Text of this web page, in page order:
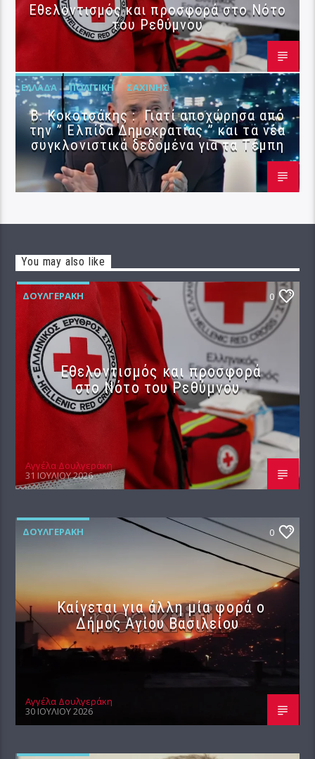
Εθελοντισμός και προσφορά στο Νότο
του Ρεθύμνου
ΕΛΛΆΔΑ ΠΟΛΙΤΙΚΉ ΣΑΧΊΝΗΣ
Β. Κοκοτσάκης : Γιατί αποχώρησα από
την ” Ελπίδα Δημοκρατίας ” και τα νέα
συγκλονιστικά δεδομένα για τα Τέμπη
You may also like
ΔΟΥΛΓΕΡΆΚΗ 0
Εθελοντισμός και προσφορά
στο Νότο του Ρεθύμνου
Αγγέλα Δουλγεράκη
31 ΙΟΥΛΊΟΥ 2026
ΔΟΥΛΓΕΡΆΚΗ 0
Καίγεται για άλλη μία φορά ο
Δήμος Αγίου Βασιλείου
Αγγέλα Δουλγεράκη
30 ΙΟΥΛΊΟΥ 2026